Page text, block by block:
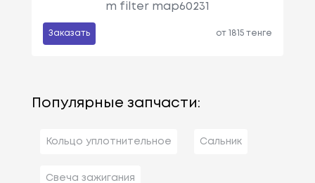
m filter map60231
Заказать от 1815 тенге
Популярные запчасти:
Кольцо уплотнительное Сальник
Свеча зажигания